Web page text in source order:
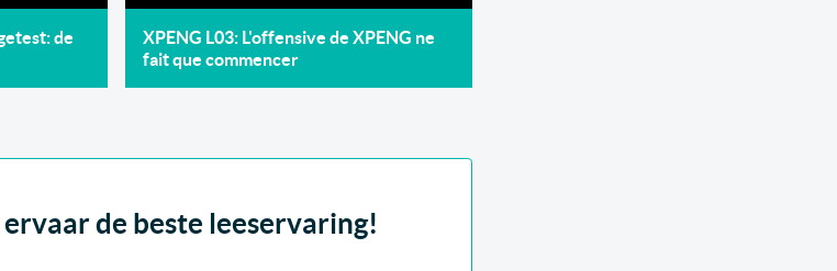
de
XPENG L03: L'offensive de XPENG ne
fait que commencer
de beste leeservaring!